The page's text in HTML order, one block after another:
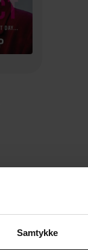
Samtykke